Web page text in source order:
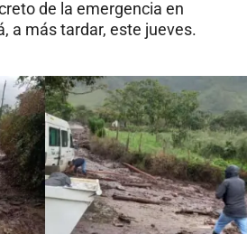
de la emergencia en
a más tardar, este jueves.